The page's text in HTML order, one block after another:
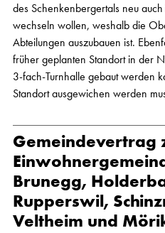
des Schenkenbergertals neu
wechseln wollen, weshalb die
Abteilungen auszubauen ist.
früher geplanten Standort in der
3-fach-Turnhalle gebaut werden
Standort ausgewichen werden
Gemeindevertrag
Brunegg,
Rupperswil,
Veltheim und